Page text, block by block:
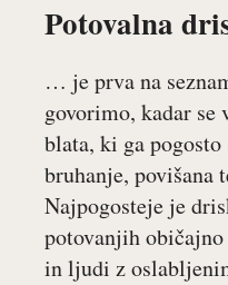
Potovalna
… je prva na
govorimo, kadar
blata, ki ga
bruhanje,
Najpogosteje je
potovanjih
in ljudi z